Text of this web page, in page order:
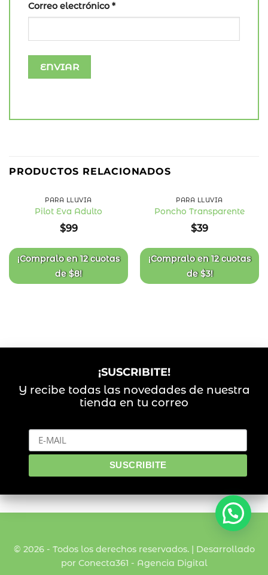
Correo electrónico *
PRODUCTOS RELACIONADOS
de
deseos
PARA LLUVIA
Pilot Eva Adulto
$99
¡Compralo en12 cuotas
de$8!
de
deseos
PARA LLUVIA
Poncho Transparente
$39
¡Compralo en12 cuotas
de$3!
¡SUSCRIBITE!
Y recibe todas las novedades de nuestra
tienda en tu correo
© 2026 - Todos los derechos reservados. | Desarrollado
por Conecta361 - Agencia Digital